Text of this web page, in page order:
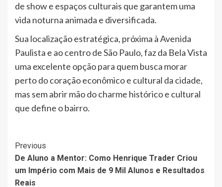
de show e espaços culturais que garantem uma
vida noturna animada e diversificada.
Sua localização estratégica, próxima à Avenida
Paulista e ao centro de São Paulo, faz da Bela Vista
uma excelente opção para quem busca morar
perto do coração econômico e cultural da cidade,
mas sem abrir mão do charme histórico e cultural
que define o bairro.
Post
Navigation
Previous
De Aluno a Mentor: Como Henrique Trader Criou
um Império com Mais de 9 Mil Alunos e Resultados
Reais